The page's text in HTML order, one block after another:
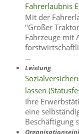
Fahrerlaubnis
Mit der
"Großer
Fahrzeuge mit
…
Leistung
lassen
Ihre
eine
Beschäftigung